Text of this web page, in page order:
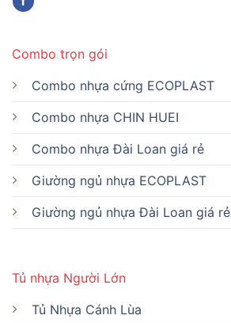
Tủ nhựa Người Lớn
Tủ Nhựa Cánh Lùa
Combo trọn gói
Combo nhựa cứng ECOPLAST
Combo nhựa CHIN HUEI
Combo nhựa Đài Loan giá rẻ
Giường ngủ nhựa ECOPLAST
Giường ngủ nhựa Đài Loan giá rẻ